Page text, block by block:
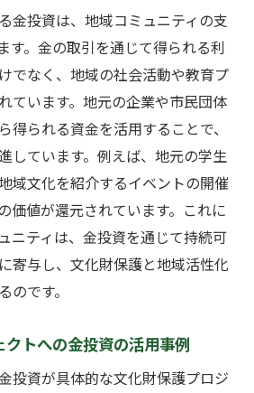
金投資は、地域コミュニティの支
す。金の取引を通じて得られる利
でなく、地域の社会活動や教育プ
ています。地元の企業や市民団体
得られる資金を活用することで、
しています。例えば、地元の学生
域文化を紹介するイベントの開催
価値が還元されています。これに
ニティは、金投資を通じて持続可
寄与し、文化財保護と地域活性化
のです。
トへの金投資の活用事例
投資が具体的な文化財保護プロジ